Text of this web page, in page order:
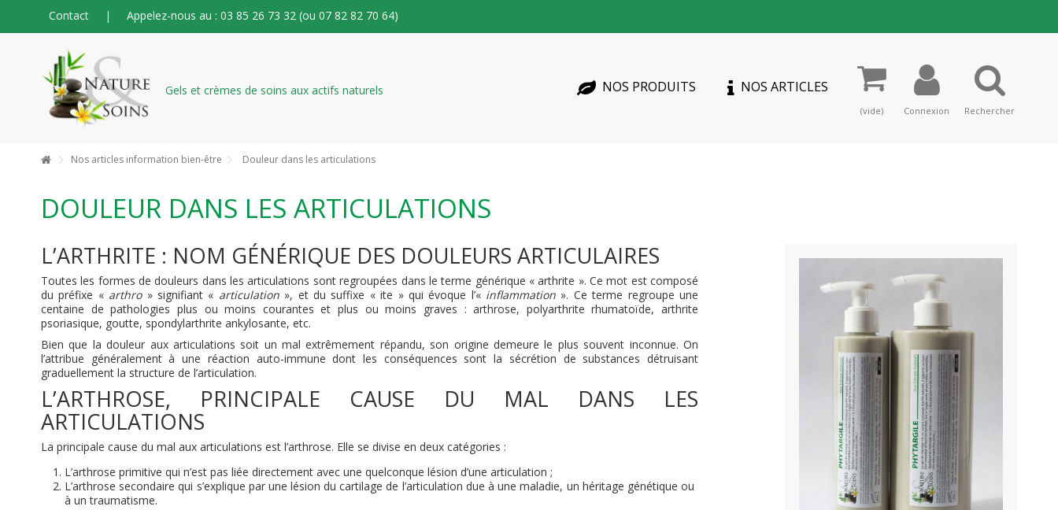
Contact | Appelez-nous au : 03 85 26 73 32 (ou 07 82 82 70 64)
NOS PRODUITS NOS ARTICLES
(vide) Connexion Rechercher
Nos articles information bien-être Douleur dans les articulations
DOULEUR DANS LES ARTICULATIONS
L’ARTHRITE : NOM GÉNÉRIQUE DES DOULEURS ARTICULAIRES
Toutes les formes de douleurs dans les articulations sont regroupées dans le terme générique « arthrite ». Ce mot est composé
du préfixe « arthro» signifiant « articulation», et du suffixe « ite » qui évoque l’« inflammation ». Ce terme regroupe une
centaine de pathologies plus ou moins courantes et plus ou moins graves : arthrose, polyarthrite rhumatoïde, arthrite
psoriasique, goutte, spondylarthrite ankylosante, etc.
Bien que la douleur aux articulations soit un mal extrêmement répandu, son origine demeure le plus souvent inconnue. On
l’attribue généralement à une réaction auto-immune dont les conséquences sont la sécrétion de substances détruisant
graduellement la structure de l’articulation.
L’ARTHROSE, PRINCIPALE CAUSE DU MAL DANS LES
ARTICULATIONS
La principale cause du mal aux articulations est l’arthrose. Elle se divise en deux catégories :
L’arthrose primitive qui n’est pas liée directement avec une quelconque lésion d’une articulation ;
L’arthrose secondaire qui s’explique par une lésion du cartilage de l’articulation due à une maladie, un héritage génétique ou
à un traumatisme.